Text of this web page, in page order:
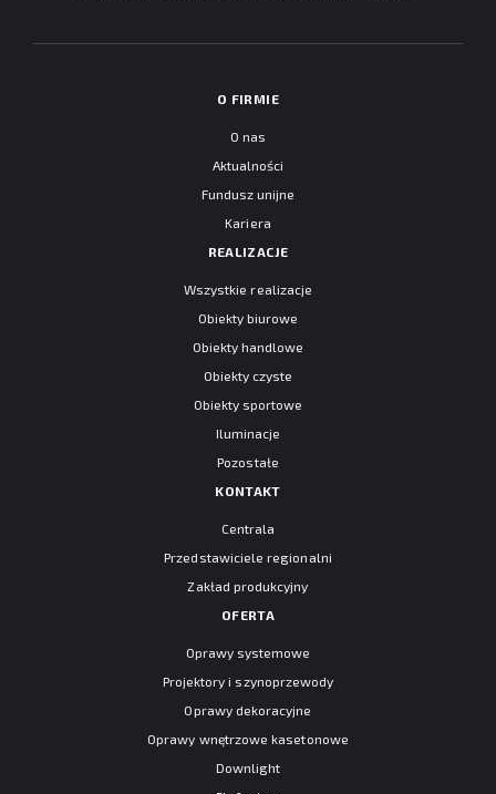
O FIRMIE
O nas
Aktualności
Fundusz unijne
Kariera
REALIZACJE
Wszystkie realizacje
Obiekty biurowe
Obiekty handlowe
Obiekty czyste
Obiekty sportowe
Iluminacje
Pozostałe
KONTAKT
Centrala
Przedstawiciele regionalni
Zakład produkcyjny
OFERTA
Oprawy systemowe
Projektory i szynoprzewody
Oprawy dekoracyjne
Oprawy wnętrzowe kasetonowe
Downlight